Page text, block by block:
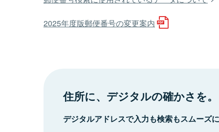
2025年度版郵便番号の変更案内
住所に、デジタルの確かさを。
デジタルアドレスで入力も検索もスムーズ